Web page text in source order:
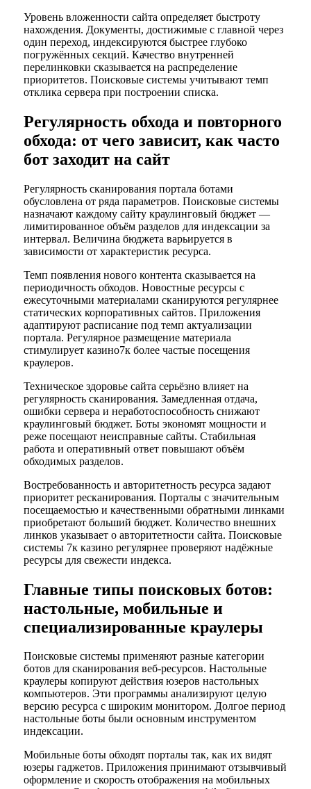
Уровень вложенности сайта определяет быстроту
нахождения. Документы, достижимые с главной через
один переход, индексируются быстрее глубоко
погружённых секций. Качество внутренней
перелинковки сказывается на распределение
приоритетов. Поисковые системы учитывают темп
отклика сервера при построении списка.
Регулярность обхода и повторного
обхода: от чего зависит, как часто
бот заходит на сайт
Регулярность сканирования портала ботами
обусловлена от ряда параметров. Поисковые системы
назначают каждому сайту краулинговый бюджет —
лимитированное объём разделов для индексации за
интервал. Величина бюджета варьируется в
зависимости от характеристик ресурса.
Темп появления нового контента сказывается на
периодичность обходов. Новостные ресурсы с
ежесуточными материалами сканируются регулярнее
статических корпоративных сайтов. Приложения
адаптируют расписание под темп актуализации
портала. Регулярное размещение материала
стимулирует казино7к более частые посещения
краулеров.
Техническое здоровье сайта серьёзно влияет на
регулярность сканирования. Замедленная отдача,
ошибки сервера и неработоспособность снижают
краулинговый бюджет. Боты экономят мощности и
реже посещают неисправные сайты. Стабильная
работа и оперативный ответ повышают объём
обходимых разделов.
Востребованность и авторитетность ресурса задают
приоритет ресканирования. Порталы с значительным
посещаемостью и качественными обратными линками
приобретают больший бюджет. Количество внешних
линков указывает о авторитетности сайта. Поисковые
системы 7к казино регулярнее проверяют надёжные
ресурсы для свежести индекса.
Главные типы поисковых ботов:
настольные, мобильные и
специализированные краулеры
Поисковые системы применяют разные категории
ботов для сканирования веб-ресурсов. Настольные
краулеры копируют действия юзеров настольных
компьютеров. Эти программы анализируют целую
версию ресурса с широким монитором. Долгое период
настольные боты были основным инструментом
индексации.
Мобильные боты обходят порталы так, как их видят
юзеры гаджетов. Приложения принимают отзывчивый
оформление и скорость отображения на мобильных